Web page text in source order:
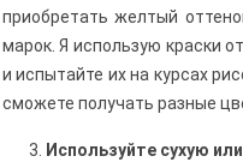
приобретать желтый
марок. Я использую краски
и испытайте их на курсах
сможете получать разные
Используйте сухую